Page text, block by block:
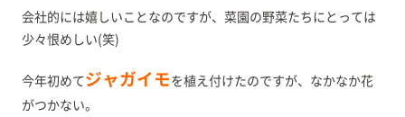
会社的には嬉しいことなのですが、菜園の野菜たちにとっては
少々恨めしい(笑)
今年初めてジャガイモ を植え付けたのですが、なかなか花
がつかない。